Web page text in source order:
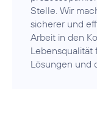
Stelle. Wir
sicherer und
Arbeit in den
Lebensqualität
Lösungen und